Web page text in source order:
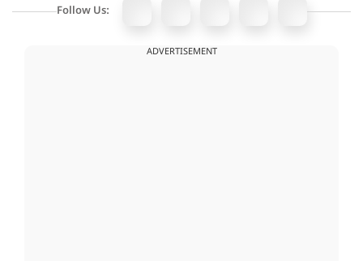
Follow Us:
ADVERTISEMENT